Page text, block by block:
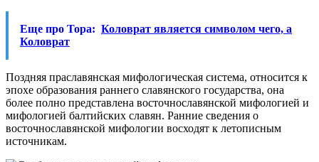
Еще про Тора: Коловрат является символом чего, а
Коловрат
Поздняя праславянская мифологическая система, относится к
эпохе образования раннего славянского государства, она
более полно представлена восточнославянской мифологией и
мифологией балтийских славян. Ранние сведения о
восточнославянской мифологии восходят к летописным
источникам.